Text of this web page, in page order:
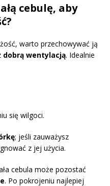
cebulę, aby
warto przechowywać ją
dobrą wentylacją. Idealnie
się wilgoci.
; jeśli zauważysz
z jej użycia.
cebula może pozostać
. Po pokrojeniu najlepiej